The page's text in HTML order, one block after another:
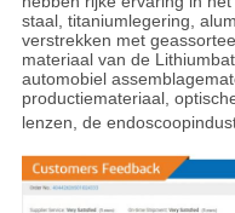
staal, titaniumlegering,
verstrekken met
materiaal van de
automobiel
productiemateriaal,
lenzen, de